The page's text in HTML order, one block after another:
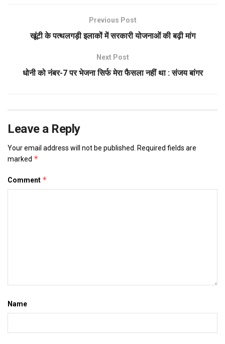
Previous Post
खूंटी के पत्थलगड़ी इलाकों में सरकारी योजनाओं की बढ़ी मांग
Next Post
धोनी को नंबर-7 पर भेजना सिर्फ मेरा फैसला नहीं था : संजय बांगर
Leave a Reply
Your email address will not be published. Required fields are
marked *
Comment *
Name